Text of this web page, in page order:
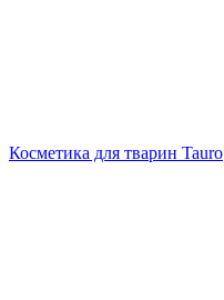
Косметика для тварин Tauro